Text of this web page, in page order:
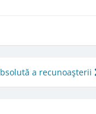
a recunoaşterii